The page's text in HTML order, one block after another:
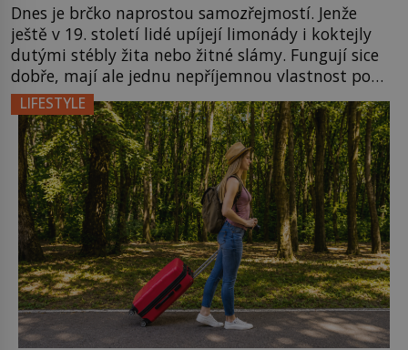
Dnes je brčko naprostou samozřejmostí. Jenže
ještě v 19. století lidé upíjejí limonády i koktejly
dutými stébly žita nebo žitné slámy. Fungují sice
dobře, mají ale jednu nepříjemnou vlastnost po
chvíli se rozmáčejí a nápoji dodávají travnatou
příchuť. Právě tahle drobná nepříjemnost přivede
amerického výrobce cigaretových náustků k
nápadu, který změní způsob pití po celém […]
LIFESTYLE